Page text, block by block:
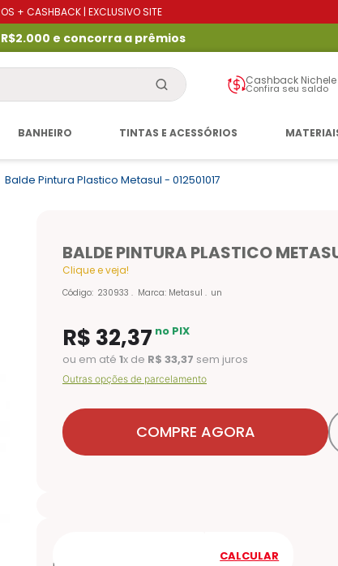
+ CASHBACK | EXCLUSIVO SITE
e concorra a prêmios
Cashback Nichele
Confira seu saldo
BANHEIRO TINTAS E ACESSÓRIOS
Balde Pintura Plastico Metasul - 012501017
BALDE PINTURA PLASTICO
Clique e veja!
Código: 230933 Marca: Metasul un
R$ 32,37 no PIX
ou em até 1x de R$ 33,37 sem juros
Outras opções de parcelamento
COMPRE AGORA